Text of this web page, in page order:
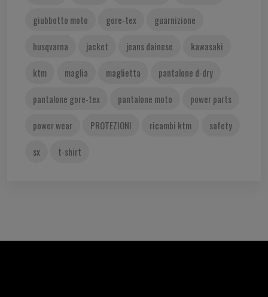
giubbotto moto
gore-tex
guarnizione
husqvarna
jacket jeans dainese
kawasaki
ktm
maglia maglietta
pantalone d-dry
pantalone gore-tex
pantalone moto
power parts
power wear
PROTEZIONI ricambi ktm
safety
sx
t-shirt